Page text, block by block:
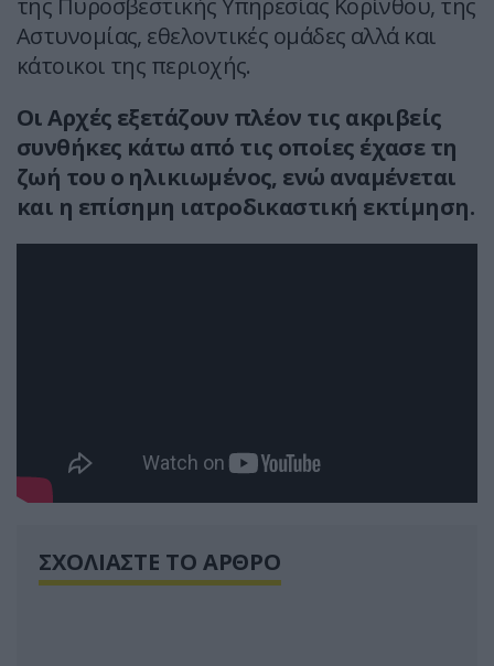
της Πυροσβεστικής Υπηρεσίας Κορίνθου, της
Αστυνομίας, εθελοντικές ομάδες αλλά και
κάτοικοι της περιοχής.
Οι Αρχές εξετάζουν πλέον τις ακριβείς
συνθήκες κάτω από τις οποίες έχασε τη
ζωή του ο ηλικιωμένος, ενώ αναμένεται
και η επίσημη ιατροδικαστική εκτίμηση.
ΣΧΟΛΙΑΣΤΕ ΤΟ ΑΡΘΡΟ